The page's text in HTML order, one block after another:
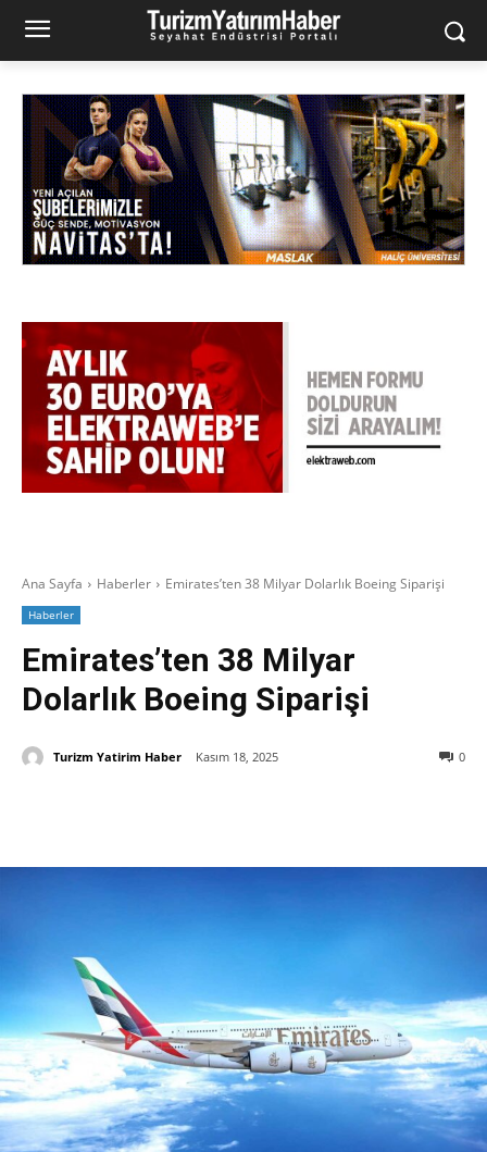
Ana Sayfa Haberler Emirates’ten 38 Milyar Dolarlık Boeing Siparişi
Haberler
Emirates’ten 38 Milyar
Dolarlık Boeing Siparişi
0
Turizm Yatirim Haber Kasım 18, 2025